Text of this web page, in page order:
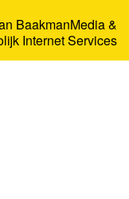
BaakmanMedia&
Internet Services